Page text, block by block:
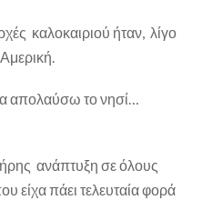
καλοκαιριού ήταν, λίγο
απολαύσω το νησί…
ανάπτυξη σε όλους
είχα πάει τελευταία φορά